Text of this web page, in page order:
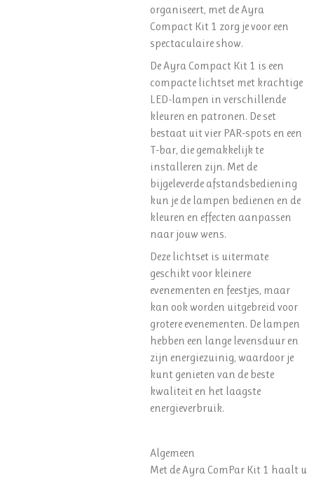
organiseert, met de Ayra
Compact Kit 1 zorg je voor een
spectaculaire show.
De Ayra Compact Kit 1 is een
compacte lichtset met krachtige
LED-lampen in verschillende
kleuren en patronen. De set
bestaat uit vier PAR-spots en een
T-bar, die gemakkelijk te
installeren zijn. Met de
bijgeleverde afstandsbediening
kun je de lampen bedienen en de
kleuren en effecten aanpassen
naar jouw wens.
Deze lichtset is uitermate
geschikt voor kleinere
evenementen en feestjes, maar
kan ook worden uitgebreid voor
grotere evenementen. De lampen
hebben een lange levensduur en
zijn energiezuinig, waardoor je
kunt genieten van de beste
kwaliteit en het laagste
energieverbruik.
Algemeen
Met de Ayra ComPar Kit 1 haalt u